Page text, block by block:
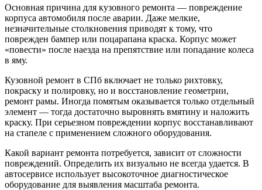
Основная причина для кузовного ремонта — повреждение
корпуса автомобиля после аварии. Даже мелкие,
незначительные столкновения приводят к тому, что
поврежден бампер или поцарапана краска. Корпус может
«повести» после наезда на препятствие или попадание колеса
в яму.
Кузовной ремонт в СПб включает не только рихтовку,
покраску и полировку, но и восстановление геометрии,
ремонт рамы. Иногда помятым оказывается только отдельный
элемент — тогда достаточно выровнять вмятину и наложить
краску. При серьезном повреждении корпус восстанавливают
на стапеле с применением сложного оборудования.
Какой вариант ремонта потребуется, зависит от сложности
повреждений. Определить их визуально не всегда удается. В
автосервисе использует высокоточное диагностическое
оборудование для выявления масштаба ремонта.